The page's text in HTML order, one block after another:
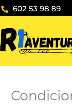
Ir
contenido
602 53 98 89